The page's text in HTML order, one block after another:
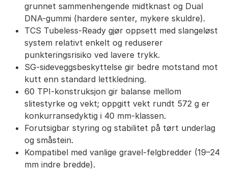
grunnet sammenhengende midtknast og Dual
DNA-gummi (hardere senter, mykere skuldre).
TCS Tubeless-Ready gjør oppsett med slangeløst
system relativt enkelt og reduserer
punkteringsrisiko ved lavere trykk.
SG-sideveggsbeskyttelse gir bedre motstand mot
kutt enn standard lettkledning.
60 TPI-konstruksjon gir balanse mellom
slitestyrke og vekt; oppgitt vekt rundt 572 g er
konkurransedyktig i 40 mm-klassen.
Forutsigbar styring og stabilitet på tørt underlag
og småstein.
Kompatibel med vanlige gravel-felgbredder (19–24
mm indre bredde).